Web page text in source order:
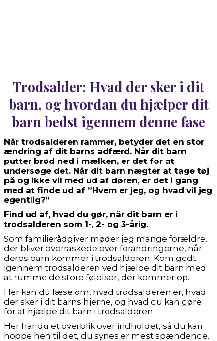
Trodsalder: Hvad der sker i dit
barn, og hvordan du hjælper dit
barn bedst igennem denne fase
Når trodsalderen rammer, betyder det en stor
ændring af dit barns adfærd. Når dit barn
putter brød ned i mælken, er det for at
undersøge det. Når dit barn nægter at tage tøj
på og ikke vil med ud af døren, er det i gang
med at finde ud af ”Hvem er jeg, og hvad vil jeg
egentlig?”
Find ud af, hvad du gør, når dit barn er i
trodsalderen som 1-, 2- og 3-årig.
Som familierådgiver møder jeg mange forældre,
der bliver overraskede over forandringerne, når
deres barn kommer i trodsalderen. Kom godt
igennem trodsalderen ved hjælpe dit barn med
at rumme de store følelser, der kommer op.
Her kan du læse om, hvad trodsalderen er, hvad
der sker i dit barns hjerne, og hvad du kan gøre
for at hjælpe dit barn i trodsalderen.
Her har du et overblik over indholdet, så du kan
hoppe hen til det, du synes er mest spændende.